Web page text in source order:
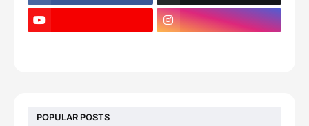
POPULAR POSTS